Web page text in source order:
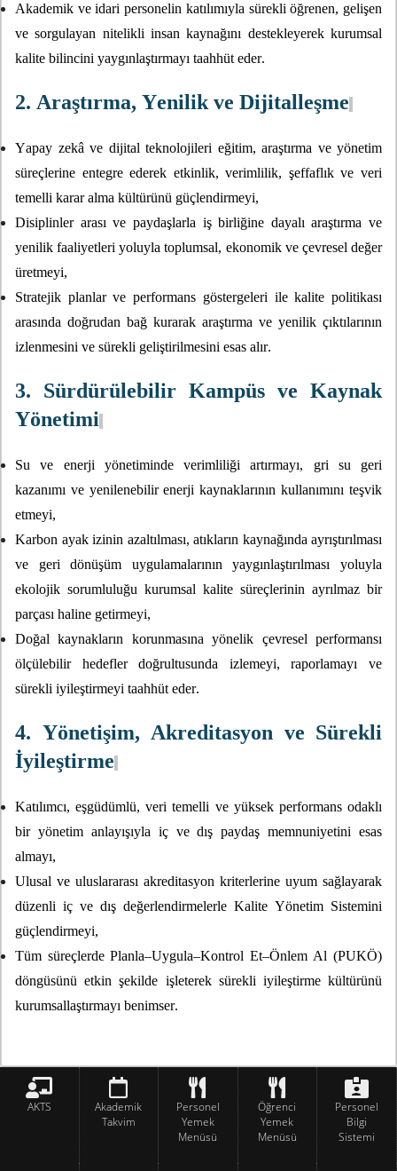
Akademik ve idari personelin katılımıyla sürekli öğrenen, gelişen
ve sorgulayan nitelikli insan kaynağını destekleyerek kurumsal
kalite bilincini yaygınlaştırmayı taahhüt eder.
2. Araştırma, Yenilik ve Dijitalleşme
Yapay zekâ ve dijital teknolojileri eğitim, araştırma ve yönetim
süreçlerine entegre ederek etkinlik, verimlilik, şeffaflık ve veri
temelli karar alma kültürünü güçlendirmeyi,
Disiplinler arası ve paydaşlarla iş birliğine dayalı araştırma ve
yenilik faaliyetleri yoluyla toplumsal, ekonomik ve çevresel değer
üretmeyi,
Stratejik planlar ve performans göstergeleri ile kalite politikası
arasında doğrudan bağ kurarak araştırma ve yenilik çıktılarının
izlenmesini ve sürekli geliştirilmesini esas alır.
3. Sürdürülebilir Kampüs ve Kaynak
Yönetimi
Su ve enerji yönetiminde verimliliği artırmayı, gri su geri
kazanımı ve yenilenebilir enerji kaynaklarının kullanımını teşvik
etmeyi,
Karbon ayak izinin azaltılması, atıkların kaynağında ayrıştırılması
ve geri dönüşüm uygulamalarının yaygınlaştırılması yoluyla
ekolojik sorumluluğu kurumsal kalite süreçlerinin ayrılmaz bir
parçası haline getirmeyi,
Doğal kaynakların korunmasına yönelik çevresel performansı
ölçülebilir hedefler doğrultusunda izlemeyi, raporlamayı ve
sürekli iyileştirmeyi taahhüt eder.
4. Yönetişim, Akreditasyon ve Sürekli
İyileştirme
Katılımcı, eşgüdümlü, veri temelli ve yüksek performans odaklı
bir yönetim anlayışıyla iç ve dış paydaş memnuniyetini esas
almayı,
Ulusal ve uluslararası akreditasyon kriterlerine uyum sağlayarak
düzenli iç ve dış değerlendirmelerle Kalite Yönetim Sistemini
güçlendirmeyi,
Tüm süreçlerde Planla–Uygula–Kontrol Et–Önlem Al (PUKÖ)
döngüsünü etkin şekilde işleterek sürekli iyileştirme kültürünü
kurumsallaştırmayı benimser.
AKTS
Akademik
Takvim
Personel
Yemek
Menüsü
Öğrenci
Yemek
Menüsü
Personel
Bilgi
Sistemi